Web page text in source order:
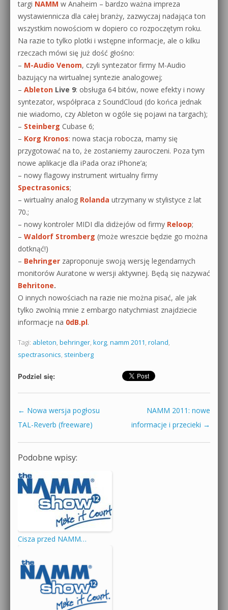
Produkcja muzyczna od podstaw
Sylenth1 od podstaw
Sound Forge od podstaw
Dubstep z syntezatorem Massive
Kontakt 5 Kompendium
Pakiety
0dB.pl - informacje
Newsletter
Materiały dla mediów
Archiwum aktualności
Polityka prywatności
Regulamin
Działanie sklepu internetowego
Wyszukiwanie
targi NAMM w Anaheim – bardzo ważna impreza
wystawiennicza dla całej branży, zazwyczaj nadająca ton
wszystkim nowościom w dopiero co rozpoczętym roku.
Na razie to tylko plotki i wstępne informacje, ale o kilku
rzeczach mówi się już dość głośno:
– M-Audio Venom, czyli syntezator firmy M-Audio
bazujący na wirtualnej syntezie analogowej;
– Ableton Live 9: obsługa 64 bitów, nowe efekty i nowy
syntezator, współpraca z SoundCloud (do końca jednak
nie wiadomo, czy Ableton w ogóle się pojawi na targach);
– Steinberg Cubase 6;
– Korg Kronos: nowa stacja robocza, mamy się
przygotować na to, że zostaniemy zauroczeni. Poza tym
nowe aplikacje dla iPada oraz iPhone’a;
– nowy flagowy instrument wirtualny firmy
Spectrasonics;
– wirtualny analog Rolanda utrzymany w stylistyce z lat
70.;
– nowy kontroler MIDI dla didżejów od firmy Reloop;
– Waldorf Stromberg (może wreszcie będzie go można
dotknąć!)
– Behringer zaproponuje swoją wersję legendarnych
monitorów Auratone w wersji aktywnej. Będą się nazywać
Behritone.
O innych nowościach na razie nie można pisać, ale jak
tylko zwolnią mnie z embargo natychmiast znajdziecie
informacje na 0dB.pl.
Tagi: ableton, behringer, korg, namm 2011, roland,
spectrasonics, steinberg
Podziel się:
Zobacz wpisy
← Nowa wersja pogłosu
TAL-Reverb (freeware)
NAMM 2011: nowe
informacje i przecieki →
Podobne wpisy:
Cisza przed NAMM…